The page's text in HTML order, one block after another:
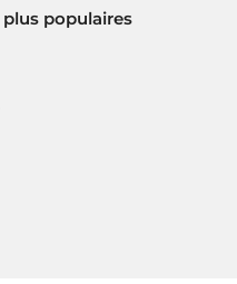
populaires